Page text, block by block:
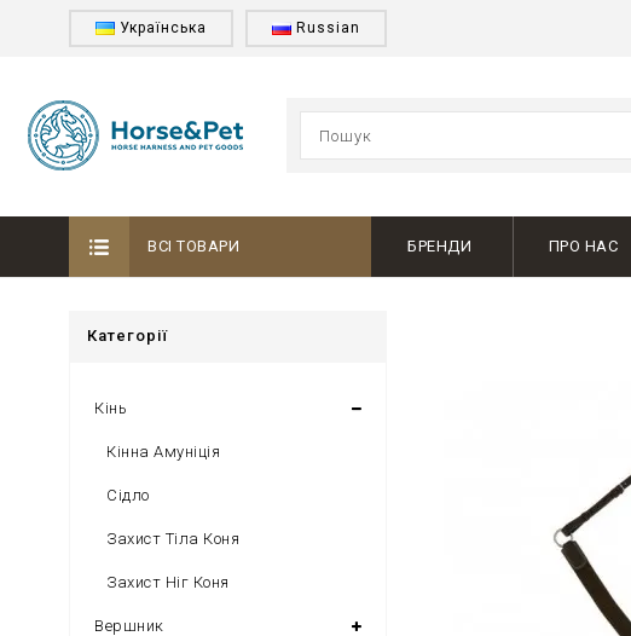
Українська Russian
ВСІ ТОВАРИ БРЕНДИ ПРО НАС
Категорії
Кінь
Кінна Амуніція
Сідло
Захист Тіла Коня
Захист Ніг Коня
Вершник